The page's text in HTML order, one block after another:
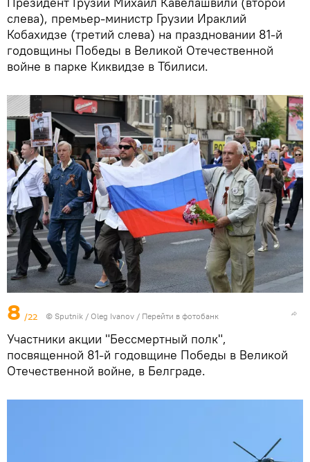
слева), премьер-министр Грузии Ираклий
Кобахидзе (третий слева) на праздновании 81-й
годовщины Победы в Великой Отечественной
войне в парке Киквидзе в Тбилиси.
8 /22 © Sputnik / Oleg Ivanov / Перейти в фотобанк
Участники акции "Бессмертный полк",
посвященной 81-й годовщине Победы в Великой
Отечественной войне, в Белграде.